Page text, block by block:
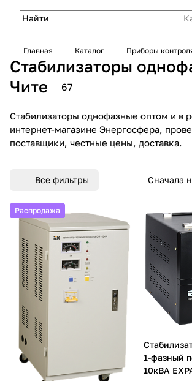
Главная Каталог Приборы
Стабилизаторы
Чите
67
Стабилизаторы однофазные оптом и в
интернет-магазине Энергосфера,
поставщики, честные цены, доставка.
Все фильтры Сначала
1-фазный
10кВА
Распродажа
Распродажа
Распродажа